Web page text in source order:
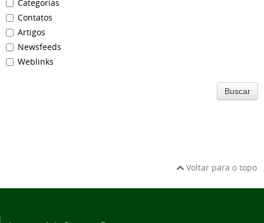
Categorias
Contatos
Artigos
Newsfeeds
Weblinks
Buscar
Voltar para o topo